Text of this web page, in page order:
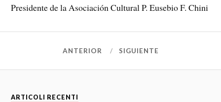
Presidente de la Asociación Cultural P. Eusebio F. Chini
ANTERIOR SIGUIENTE
ARTICOLI RECENTI